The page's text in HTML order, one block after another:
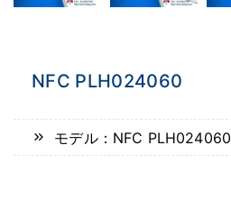
NFC PLH024060
モデル：NFC PLH024060